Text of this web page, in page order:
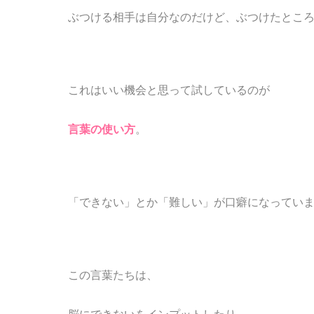
ぶつける相手は自分なのだけど、ぶつけたとこ
これはいい機会と思って試しているのが
言葉の使い方。
「できない」とか「 難しい」が口癖になってい
この言葉たちは、